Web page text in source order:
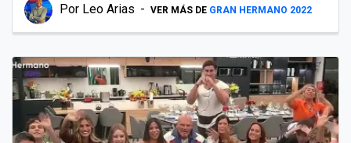
Por Leo Arias VER MÁS DE GRAN HERMANO 2022